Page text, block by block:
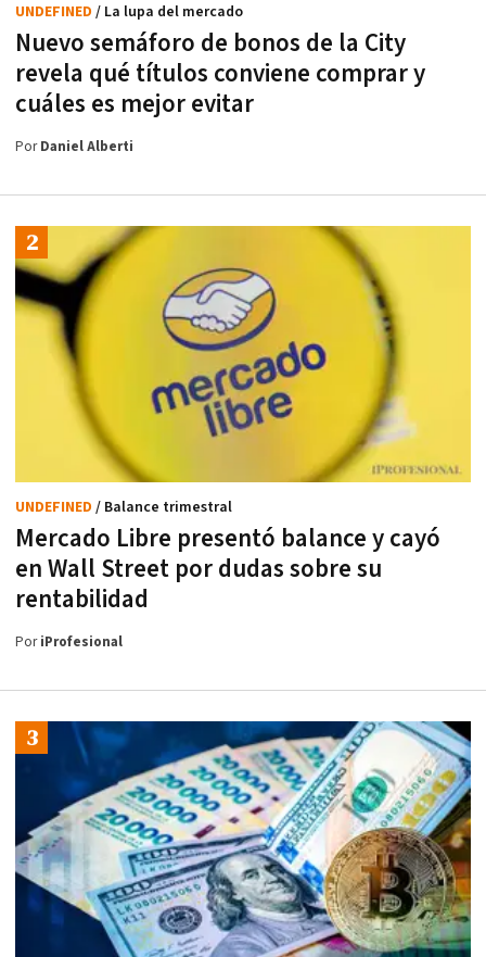
Nuevo semáforo de bonos de la City
revela qué títulos conviene comprar y
cuáles es mejor evitar
UNDEFINED / La lupa del mercado
PorDaniel Alberti
Mercado Libre presentó balance y cayó
en Wall Street por dudas sobre su
rentabilidad
UNDEFINED / Balance trimestral
PoriProfesional